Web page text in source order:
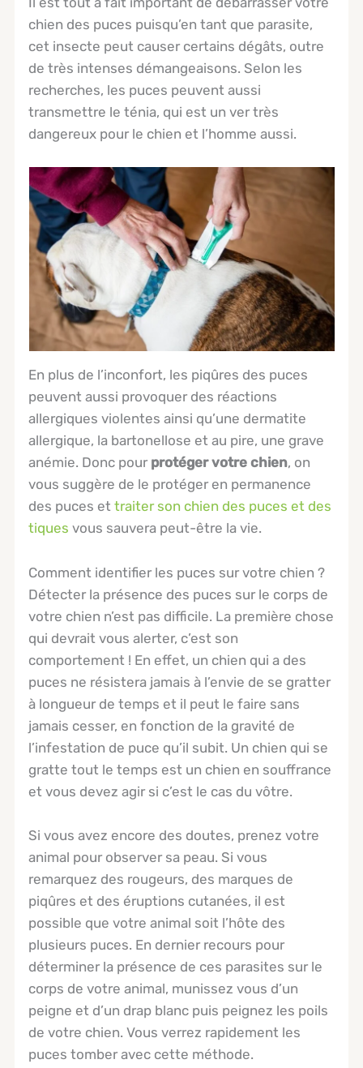
chien des puces puisqu’en tant que parasite,
cet insecte peut causer certains dégâts, outre
de très intenses démangeaisons. Selon les
recherches, les puces peuvent aussi
transmettre le ténia, qui est un ver très
dangereux pour le chien et l’homme aussi.
En plus de l’inconfort, les piqûres des puces
peuvent aussi provoquer des réactions
allergiques violentes ainsi qu’une dermatite
allergique, la bartonellose et au pire, une grave
anémie. Donc pour protéger votre chien, on
vous suggère de le protéger en permanence
des puces ettraiter son chien des puces et des
tiques vous sauvera peut-être la vie.
Comment identifier les puces sur votre chien ?
Détecter la présence des puces sur le corps de
votre chien n’est pas difficile. La première chose
qui devrait vous alerter, c’est son
comportement ! En effet, un chien qui a des
puces ne résistera jamais à l’envie de se gratter
à longueur de temps et il peut le faire sans
jamais cesser, en fonction de la gravité de
l’infestation de puce qu’il subit. Un chien qui se
gratte tout le temps est un chien en souffrance
et vous devez agir si c’est le cas du vôtre.
Si vous avez encore des doutes, prenez votre
animal pour observer sa peau. Si vous
remarquez des rougeurs, des marques de
piqûres et des éruptions cutanées, il est
possible que votre animal soit l’hôte des
plusieurs puces. En dernier recours pour
déterminer la présence de ces parasites sur le
corps de votre animal, munissez vous d’un
peigne et d’un drap blanc puis peignez les poils
de votre chien. Vous verrez rapidement les
puces tomber avec cette méthode.